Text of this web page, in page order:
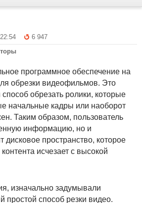
6 947
программное обеспечение на
обрезки видеофильмов. Это
обрезать ролики, которые
начальные кадры или наоборот
Таким образом, пользователь
информацию, но и
дисковое пространство, которое
исчезает с высокой
изначально задумывали
простой способ резки видео.